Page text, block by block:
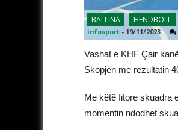
BALLINA HENDBOLL
infosport - 19/11/2023
Vashat e KHF Çair
Skopjen me rezultatin
Me këtë fitore skuadra
momentin ndodhet